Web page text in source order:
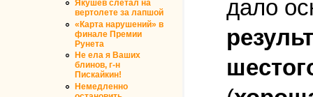
Якушев слетал на
вертолете за лапшой
«Карта нарушений» в
финале Премии
Рунета
Не ела я Ваших
блинов, г-н
Пискайкин!
Немедленно
дало